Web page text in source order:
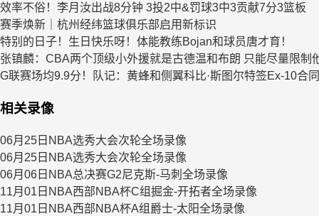
效率不俗！李月汝出战8分钟 3投2中&罚球3中3贡献7分3篮板
赛季焕新｜杭州经纬篮球俱乐部启用新标识
特别的日子！生日快乐呀！体能教练Bojan和球员唐才育！
张镇麟：CBA两个顶级小外援就是古德温和布朗 只能尽量限制
G联赛场均9.9分！队记：黄蜂和侧翼科比·斯图尔特签Ex‑10合同
相关录像
06月25日NBA选秀大会次轮全场录像
06月25日NBA选秀大会次轮全场录像
06月06日NBA总决赛G2尼克斯-马刺全场录像
11月01日NBA西部NBA杯C组掘金-开拓者全场录像
11月01日NBA西部NBA杯A组爵士-太阳全场录像